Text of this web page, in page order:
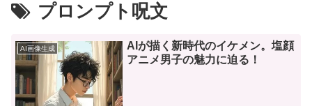
プロンプト呪文
AI画像生成
AIが描く新時代のイケメン。塩顔
アニメ男子の魅力に迫る！